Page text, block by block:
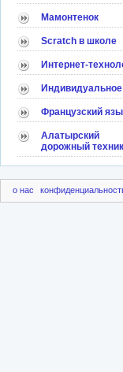
Мамонтенок
Scratch в школе
Интернет-
Французский
Алатырский
дорожный
о нас